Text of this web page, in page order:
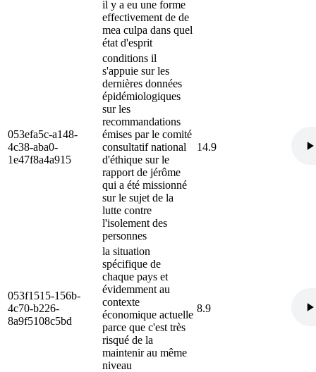
il y a eu une forme
effectivement de de
mea culpa dans quel
état d'esprit
053efa5c-a148-
4c38-aba0-
1e47f8a4a915
conditions il
s'appuie sur les
dernières données
épidémiologiques
sur les
recommandations
émises par le comité
consultatif national
d'éthique sur le
rapport de jérôme
qui a été missionné
sur le sujet de la
lutte contre
l'isolement des
personnes
14.9
053f1515-156b-
4c70-b226-
8a9f5108c5bd
la situation
spécifique de
chaque pays et
évidemment au
contexte
économique actuelle
parce que c'est très
risqué de la
maintenir au même
niveau
8.9